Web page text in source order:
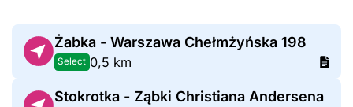
Żabka - Warszawa Chełmżyńska 198
Select 0,5 km
Stokrotka - Ząbki Christiana Andersena